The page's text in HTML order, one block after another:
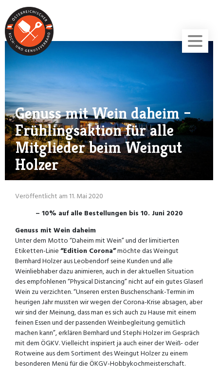
Genuss mit Wein daheim –
Frühlingsaktion für alle
Mitglieder beim Weingut
Holzer
Veröffentlicht am 11. Mai 2020
– 10% auf alle Bestellungen bis 10. Juni 2020
Genuss mit Wein daheim
Unter dem Motto “Daheim mit Wein” und der limitierten
Etiketten-Linie“Edition Corona”möchte das Weingut
Bernhard Holzer aus Leobendorf seine Kunden und alle
Weinliebhaber dazu animieren, auch in der aktuellen Situation
des empfohlenen “Physical Distancing” nicht auf ein gutes Glaserl
Wein zu verzichten. “Unseren ersten Buschenschank-Termin im
heurigen Jahr mussten wir wegen der Corona-Krise absagen, aber
wir sind der Meinung, dass man es sich auch zu Hause mit einem
feinen Essen und der passenden Weinbegleitung gemütlich
machen kann”, erklären Bernhard und Stephi Holzer im Gespräch
mit dem ÖGKV. Vielleicht inspiriert ja auch einer der Weiß- oder
Rotweine aus dem Sortiment des Weingut Holzer zu einem
besonderen Menü für die ÖKGV-Hobbykochmeisterschaft.